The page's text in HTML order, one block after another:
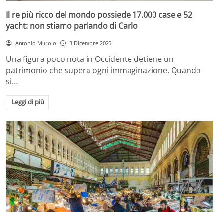
Il re più ricco del mondo possiede 17.000 case e 52
yacht: non stiamo parlando di Carlo
Antonio Murolo 3 Dicembre 2025
Una figura poco nota in Occidente detiene un
patrimonio che supera ogni immaginazione. Quando
si…
Leggi di più